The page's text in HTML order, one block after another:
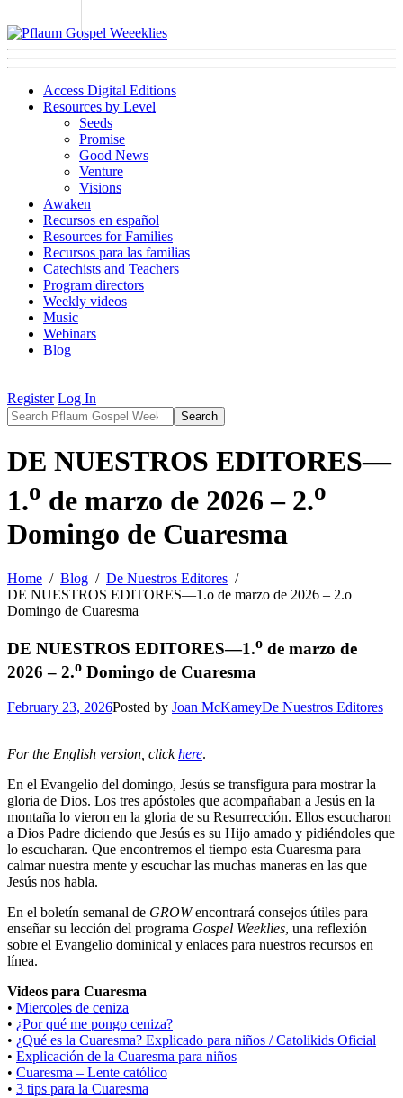
Access Digital Editions
Resources by Level
Seeds
Promise
Good News
Venture
Visions
Awaken
Recursos en español
Resources for Families
Recursos para las familias
Catechists and Teachers
Program directors
Weekly videos
Music
Webinars
Blog
Register Log In
Search
DE NUESTROS EDITORES—
1.o de marzo de 2026 – 2.o
Domingo de Cuaresma
Home Blog
De Nuestros Editores
DE NUESTROS EDITORES—1.o de marzo de 2026 – 2.o
Domingo de Cuaresma
DE NUESTROS EDITORES—1.o de marzo de
2026 – 2.o Domingo de Cuaresma
February 23, 2026Posted by Joan McKameyDe Nuestros Editores
For the English version, clickhere.
En el Evangelio del domingo, Jesús se transfigura para mostrar la
gloria de Dios. Los tres apóstoles que acompañaban a Jesús en la
montaña lo vieron en la gloria de su Resurrección. Ellos escucharon
a Dios Padre diciendo que Jesús es su Hijo amado y pidiéndoles que
lo escucharan. Que encontremos el tiempo esta Cuaresma para
calmar nuestra mente y escuchar las muchas maneras en las que
Jesús nos habla.
En el boletín semanal de GROWencontrará consejos útiles para
enseñar su lección del programa Gospel Weeklies, una reflexión
sobre el Evangelio dominical y enlaces para nuestros recursos en
línea.
Videos para Cuaresma
• Miercoles de ceniza
• ¿Por qué me pongo ceniza?
• ¿Qué es la Cuaresma? Explicado para niños / Catolikids Oficial
• Explicación de la Cuaresma para niños
• Cuaresma – Lente católico
• 3 tips para la Cuaresma